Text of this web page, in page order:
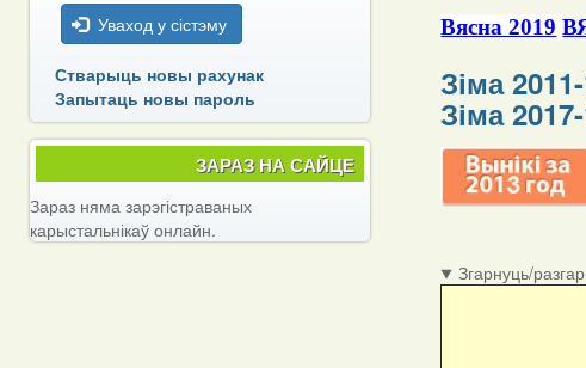
Вясна 2019
Зіма
Зіма
Згарнуць/
Уваход у сістэму
Стварыць новы рахунак
Запытаць новы пароль
ЗАРАЗ НА САЙЦЕ
Зараз няма зарэгістраваных
карыстальнікаў онлайн.